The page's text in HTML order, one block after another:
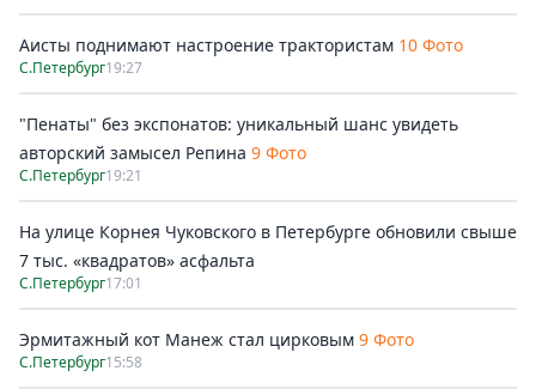
Аисты поднимают настроение трактористам 10 Фото
С.Петербург19:27
"Пенаты" без экспонатов: уникальный шанс увидеть
авторский замысел Репина 9 Фото
С.Петербург19:21
На улице Корнея Чуковского в Петербурге обновили свыше
7 тыс. «квадратов» асфальта
С.Петербург17:01
Эрмитажный кот Манеж стал цирковым 9 Фото
С.Петербург15:58